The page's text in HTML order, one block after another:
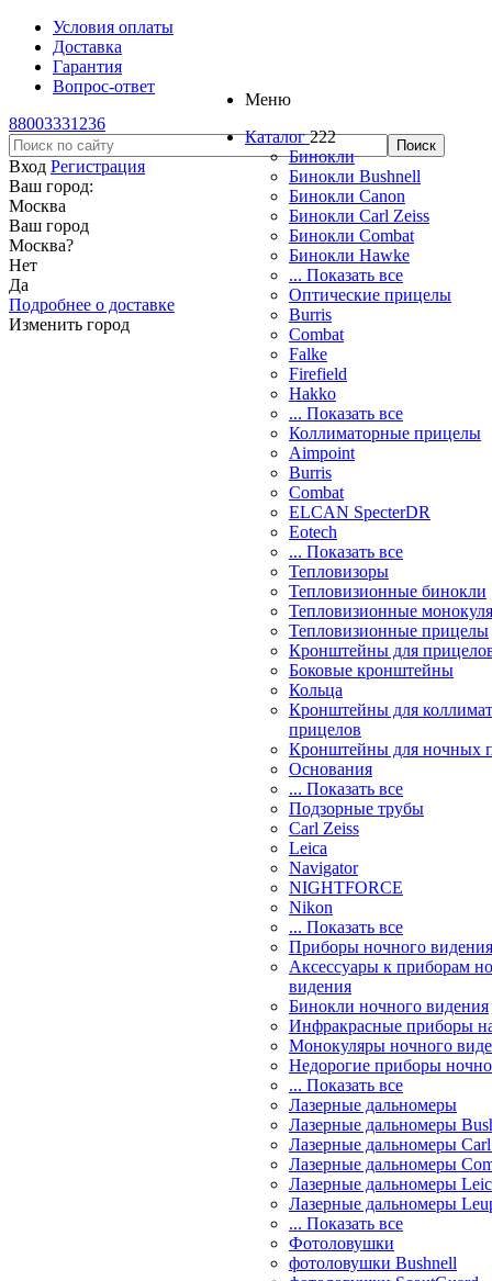
Условия оплаты
Доставка
Гарантия
Вопрос-ответ
88003331236
Вход Регистрация
Ваш город:
Москва
Ваш город
Москва?
Нет
Да
Подробнее о доставке
Изменить город
Меню
Каталог 222
Бинокли
Бинокли Bushnell
Бинокли Canon
Бинокли Carl Zeiss
Бинокли Combat
Бинокли Hawke
... Показать все
Оптические прицелы
Burris
Combat
Falke
Firefield
Hakko
... Показать все
Коллиматорные прицелы
Aimpoint
Burris
Combat
ELCAN SpecterDR
Eotech
... Показать все
Тепловизоры
Тепловизионные бинокли
Тепловизионные
Тепловизионные прицелы
Кронштейны для
Боковые кронштейны
Кольца
Кронштейны для
прицелов
Кронштейны для ночных
Основания
... Показать все
Подзорные трубы
Carl Zeiss
Leica
Navigator
NIGHTFORCE
Nikon
... Показать все
Приборы ночного видения
Аксессуары к приборам
видения
Бинокли ночного видения
Инфракрасные приборы
Монокуляры ночного
Недорогие приборы
... Показать все
Лазерные дальномеры
Лазерные дальномеры
Лазерные дальномеры
Лазерные дальномеры
Лазерные дальномеры
Лазерные дальномеры
... Показать все
Фотоловушки
фотоловушки Bushnell